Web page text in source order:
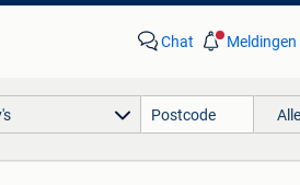
Chat Meldingen